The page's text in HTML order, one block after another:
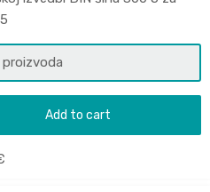
proizvoda
Add to cart